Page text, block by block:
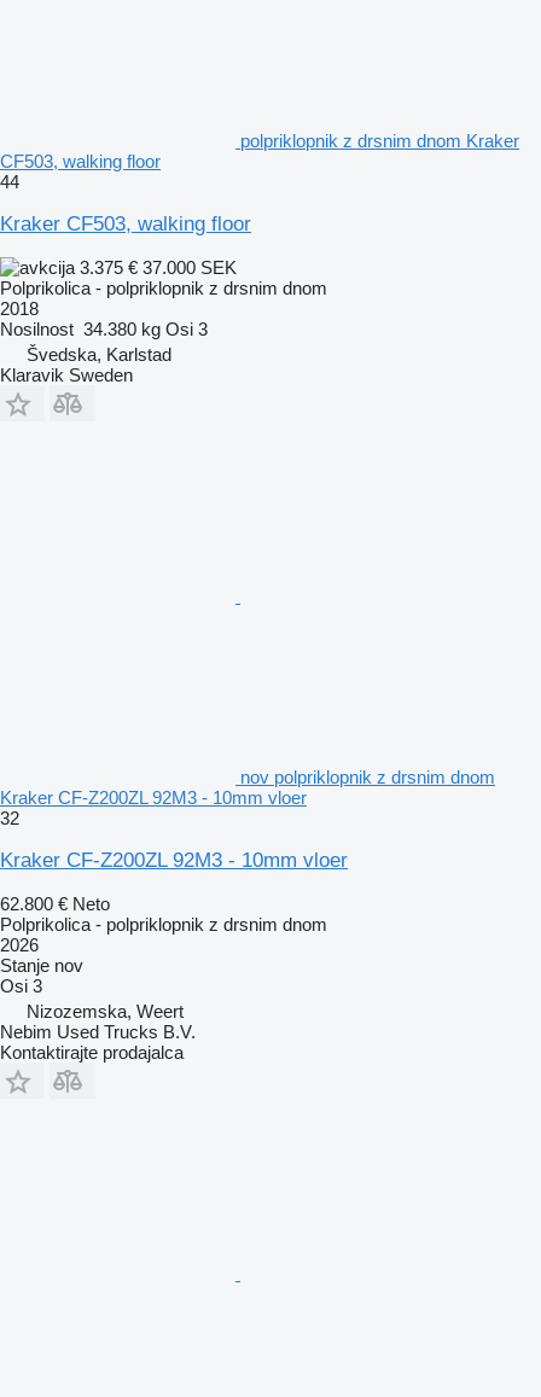
polpriklopnik z drsnim dnom Kraker
CF503, walking floor
44
Kraker CF503, walking floor
3.375 € 37.000 SEK
Polprikolica - polpriklopnik z drsnim dnom
2018
Nosilnost 34.380 kg Osi 3
Švedska, Karlstad
Klaravik Sweden
nov polpriklopnik z drsnim dnom
Kraker CF-Z200ZL 92M3 - 10mm vloer
32
Kraker CF-Z200ZL 92M3 - 10mm vloer
62.800 € Neto
Polprikolica - polpriklopnik z drsnim dnom
2026
Stanje nov
Osi 3
Nizozemska, Weert
Nebim Used Trucks B.V.
Kontaktirajte prodajalca